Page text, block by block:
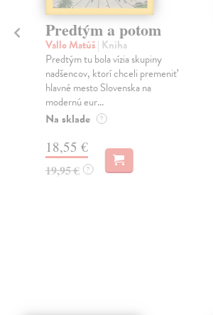
Predtým a potom
Vallo Matúš| Kniha
Predtým tu bola vízia skupiny
nadšencov, ktorí chceli premeniť
hlavné mesto Slovenska na
modernú eur...
Na sklade ?
18,55 €
19,95 € ?